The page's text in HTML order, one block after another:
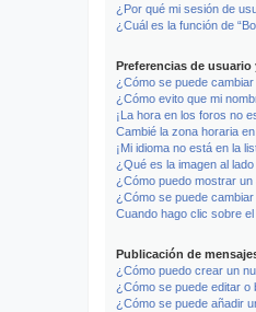
¿Por qué mi sesión de
¿Cuál es la función de
Preferencias de
¿Cómo se puede
¿Cómo evito que mi
¡La hora en los foros no
Cambié la zona horaria
¡Mi idioma no está en la
¿Qué es la imagen al
¿Cómo puedo mostrar un
¿Cómo se puede
Cuando hago clic sobre
Publicación de
¿Cómo puedo crear un
¿Cómo se puede editar o
¿Cómo se puede añadir